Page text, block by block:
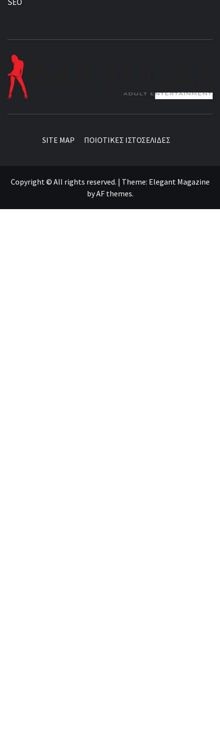
SITE MAP ΠΟΙΟΤΙΚΕΣ ΙΣΤΟΣΕΛΙΔΕΣ
Copyright © All rights reserved. | Theme: Elegant Magazine
byAF themes.